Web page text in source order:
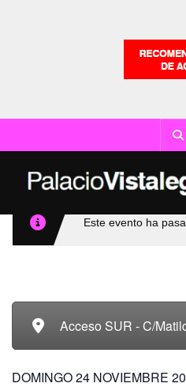
Este evento ha
Acceso SUR - C/
DOMINGO 24 NOVIEMBRE